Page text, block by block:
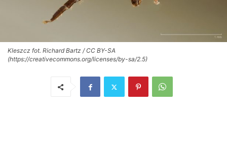
Kleszcz fot. Richard Bartz / CC BY-SA
(https://creativecommons.org/licenses/by-sa/2.5)